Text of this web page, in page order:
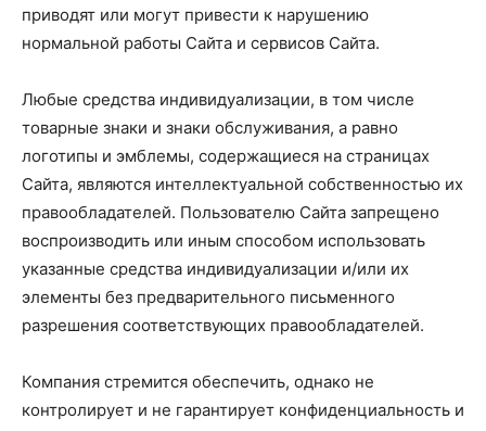
приводят или могут привести к нарушению
нормальной работы Сайта и сервисов Сайта.
Любые средства индивидуализации, в том числе
товарные знаки и знаки обслуживания, а равно
логотипы и эмблемы, содержащиеся на страницах
Сайта, являются интеллектуальной собственностью их
правообладателей. Пользователю Сайта запрещено
воспроизводить или иным способом использовать
указанные средства индивидуализации и/или их
элементы без предварительного письменного
разрешения соответствующих правообладателей.
Компания стремится обеспечить, однако не
контролирует и не гарантирует конфиденциальность и